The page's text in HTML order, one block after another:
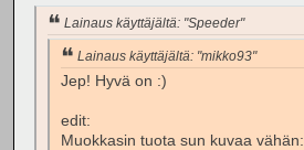
Lainaus käyttäjältä: "Speeder"
Lainaus käyttäjältä: "mikko93"
Jep! Hyvä on :)
edit:
Muokkasin tuota sun kuvaa vähän: